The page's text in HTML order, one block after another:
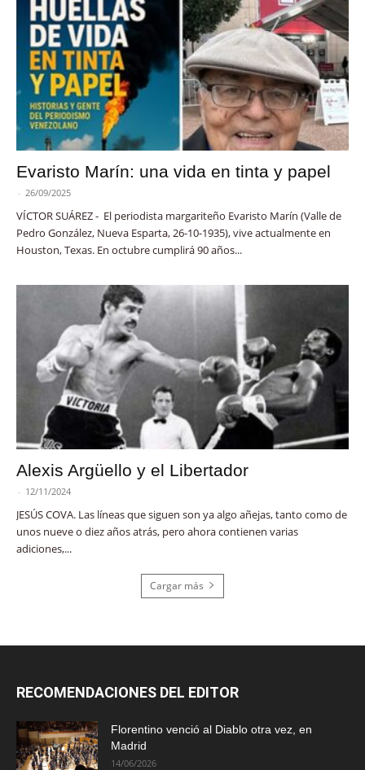
Evaristo Marín: una vida en tinta y papel
- 26/09/2025
VÍCTOR SUÁREZ - El periodista margariteño Evaristo Marín (Valle de
Pedro González, Nueva Esparta, 26-10-1935), vive actualmente en
Houston, Texas. En octubre cumplirá 90 años...
Alexis Argüello y el Libertador
- 12/11/2024
JESÚS COVA. Las líneas que siguen son ya algo añejas, tanto como de
unos nueve o diez años atrás, pero ahora contienen varias
adiciones,...
Cargar más
RECOMENDACIONES DEL EDITOR
Florentino venció al Diablo otra vez, en
Madrid
14/06/2026